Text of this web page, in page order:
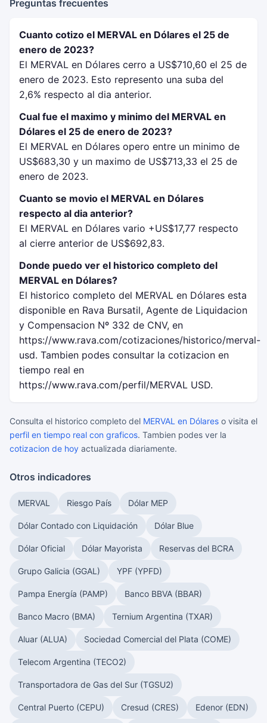
Preguntas frecuentes
Cuanto cotizo el MERVAL en Dólares el 25 de
enero de 2023?
El MERVAL en Dólares cerro a US$710,60 el 25 de
enero de 2023. Esto represento una suba del
2,6% respecto al dia anterior.
Cual fue el maximo y minimo del MERVAL en
Dólares el 25 de enero de 2023?
El MERVAL en Dólares opero entre un minimo de
US$683,30 y un maximo de US$713,33 el 25 de
enero de 2023.
Cuanto se movio el MERVAL en Dólares
respecto al dia anterior?
El MERVAL en Dólares vario +US$17,77 respecto
al cierre anterior de US$692,83.
Donde puedo ver el historico completo del
MERVAL en Dólares?
El historico completo del MERVAL en Dólares esta
disponible en Rava Bursatil, Agente de Liquidacion
y Compensacion Nº 332 de CNV, en
https://www.rava.com/cotizaciones/historico/merval-
usd. Tambien podes consultar la cotizacion en
tiempo real en
https://www.rava.com/perfil/MERVAL USD.
Consulta el historico completo del MERVAL en Dólares o visita el
perfil en tiempo real con graficos. Tambien podes ver la
cotizacion de hoy actualizada diariamente.
Otros indicadores
MERVAL Riesgo País Dólar MEP
Dólar Contado con Liquidación Dólar Blue
Dólar Oficial Dólar Mayorista Reservas del BCRA
Grupo Galicia (GGAL) YPF (YPFD)
Pampa Energía (PAMP) Banco BBVA (BBAR)
Banco Macro (BMA) Ternium Argentina (TXAR)
Aluar (ALUA) Sociedad Comercial del Plata (COME)
Telecom Argentina (TECO2)
Transportadora de Gas del Sur (TGSU2)
Central Puerto (CEPU) Cresud (CRES) Edenor (EDN)